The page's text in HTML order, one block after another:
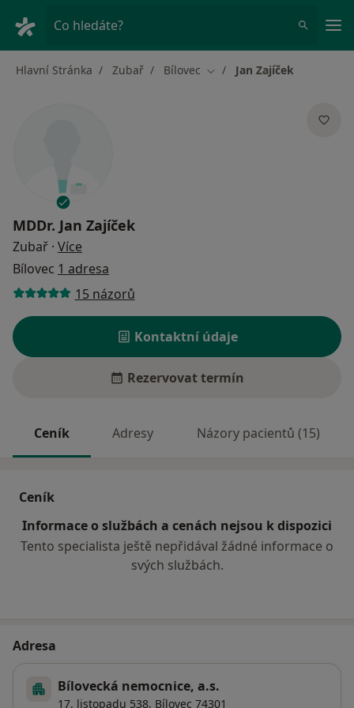
Co hledáte?
Hlavní Stránka Zubař Bílovec Změna města
Jan Zajíček
MDDr. Jan Zajíček
Zubař · Více
Bílovec 1 adresa
15 názorů
Kontaktní údaje
Rezervovat termín
Ceník Adresy Názory pacientů (15)
Ceník
Informace o službách a cenách nejsou k dispozici
Tento specialista ještě nepřidával žádné informace o
svých službách.
Adresa
Bílovecká nemocnice, a.s.
17. listopadu 538, Bílovec 74301